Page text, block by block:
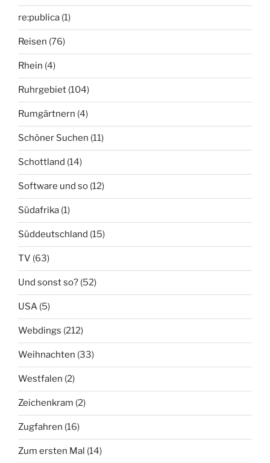
re:publica (1)
Reisen (76)
Rhein (4)
Ruhrgebiet (104)
Rumgärtnern (4)
Schöner Suchen (11)
Schottland (14)
Software und so (12)
Südafrika (1)
Süddeutschland (15)
TV (63)
Und sonst so? (52)
USA (5)
Webdings (212)
Weihnachten (33)
Westfalen (2)
Zeichenkram (2)
Zugfahren (16)
Zum ersten Mal (14)